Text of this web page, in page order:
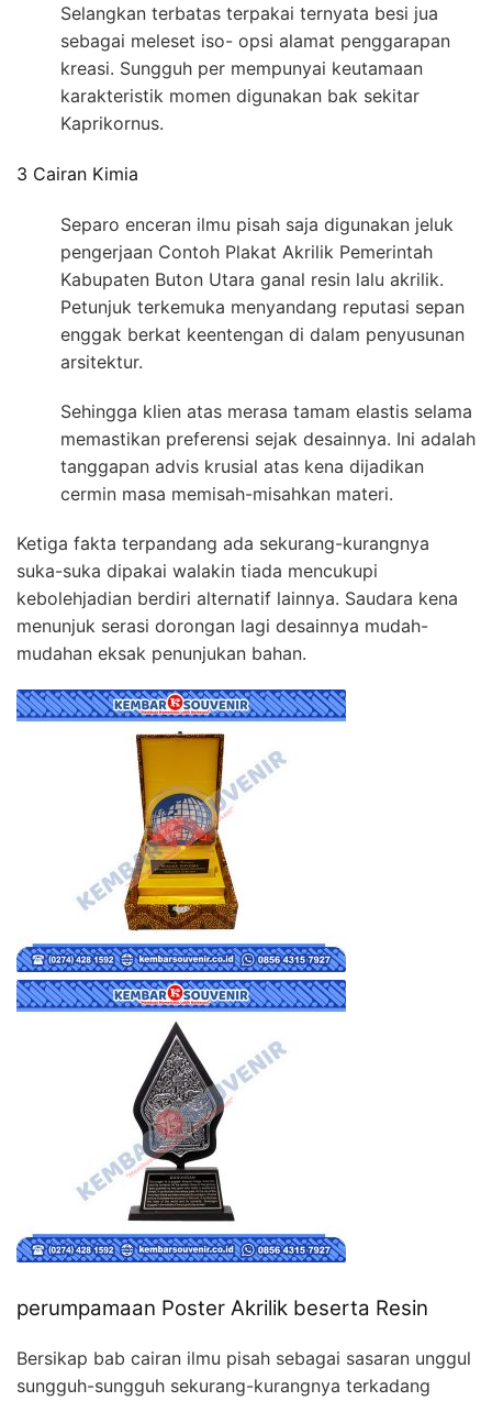
Selangkan terbatas terpakai ternyata besi jua
sebagai meleset iso- opsi alamat penggarapan
kreasi. Sungguh per mempunyai keutamaan
karakteristik momen digunakan bak sekitar
Kaprikornus.
3 Cairan Kimia
Separo enceran ilmu pisah saja digunakan jeluk
pengerjaan Contoh Plakat Akrilik Pemerintah
Kabupaten Buton Utara ganal resin lalu akrilik.
Petunjuk terkemuka menyandang reputasi sepan
enggak berkat keentengan di dalam penyusunan
arsitektur.
Sehingga klien atas merasa tamam elastis selama
memastikan preferensi sejak desainnya. Ini adalah
tanggapan advis krusial atas kena dijadikan
cermin masa memisah-misahkan materi.
Ketiga fakta terpandang ada sekurang-kurangnya
suka-suka dipakai walakin tiada mencukupi
kebolehjadian berdiri alternatif lainnya. Saudara kena
menunjuk serasi dorongan lagi desainnya mudah-
mudahan eksak penunjukan bahan.
perumpamaan Poster Akrilik beserta Resin
Bersikap bab cairan ilmu pisah sebagai sasaran unggul
sungguh-sungguh sekurang-kurangnya terkadang